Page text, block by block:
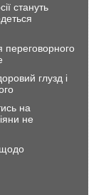
стануть
переговорного
глузд і
на
не